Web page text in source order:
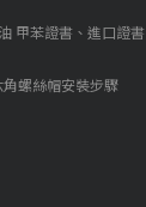
甲苯證書、進口證書
角螺絲帽安裝步驟